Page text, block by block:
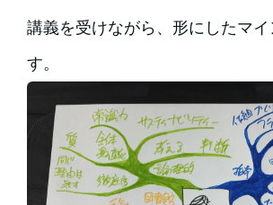
講義を受けながら、形にしたマ
す。